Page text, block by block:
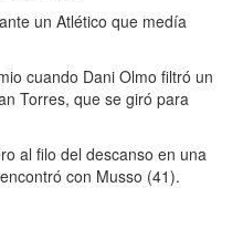
un Atlético que medía
cuando Dani Olmo filtró un
Torres, que se giró para
al filo del descanso en una
con Musso (41).